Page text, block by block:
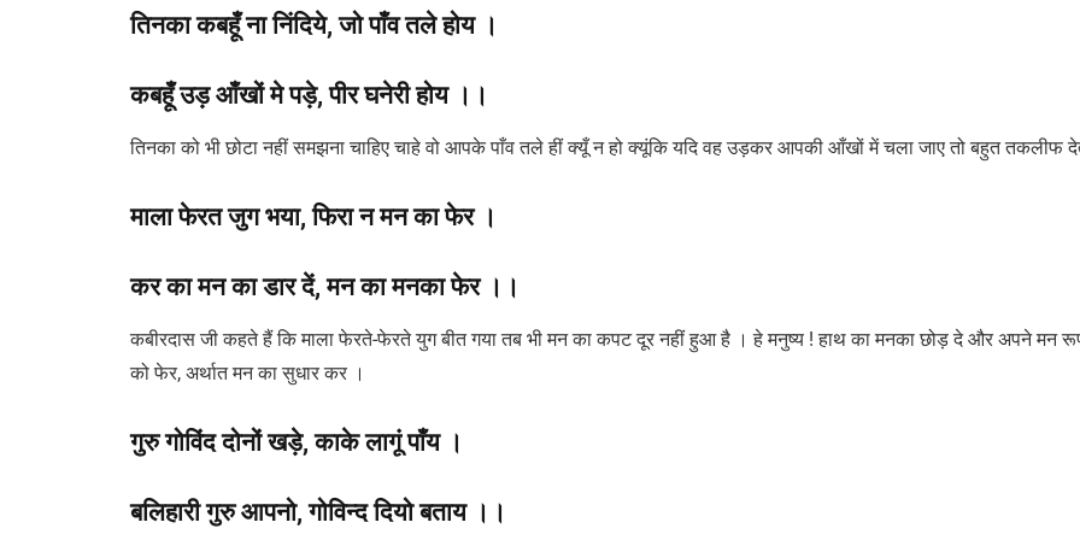
तिनका कबहूँ ना निंदिये, जो पाँव तले होय ।
कबहूँ उड़ आँखों मे पड़े, पीर घनेरी होय ।।
तिनका को भी छोटा नहीं समझना चाहिए चाहे वो आपके पाँव तले हीं क्यूँ न हो क्यूंकि यदि वह उड़कर आपकी आँखों में चला जाए तो बहुत तकलीफ
माला फेरत जुग भया, फिरा न मन का फेर ।
कर का मन का डार दें, मन का मनका फेर ।।
कबीरदास जी कहते हैं कि माला फेरते-फेरते युग बीत गया तब भी मन का कपट दूर नहीं हुआ है । हे मनुष्य ! हाथ का मनका छोड़ दे और अपने मन
को फेर, अर्थात मन का सुधार कर ।
गुरु गोविंद दोनों खड़े, काके लागूं पाँय ।
बलिहारी गुरु आपनो, गोविन्द दियो बताय ।।